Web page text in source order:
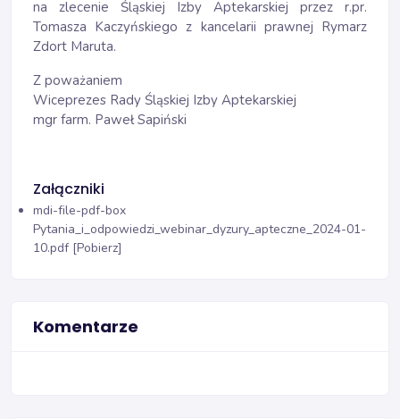
na zlecenie Śląskiej Izby Aptekarskiej przez r.pr.
Tomasza Kaczyńskiego z kancelarii prawnej Rymarz
Zdort Maruta.
Z poważaniem
Wiceprezes Rady Śląskiej Izby Aptekarskiej
mgr farm. Paweł Sapiński
Załączniki
mdi-file-pdf-box
Pytania_i_odpowiedzi_webinar_dyzury_apteczne_2024-01-
10.pdf [Pobierz]
Komentarze